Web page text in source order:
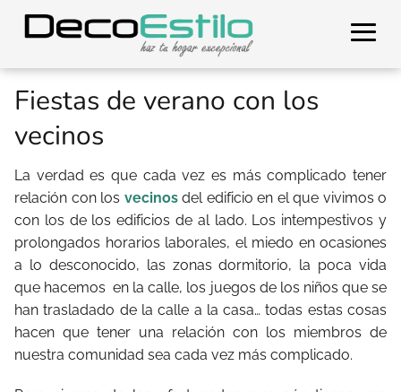
Fiestas de verano con los
vecinos
La verdad es que cada vez es más complicado tener
relación con los vecinosdel edificio en el que vivimos o
con los de los edificios de al lado. Los intempestivos y
prolongados horarios laborales, el miedo en ocasiones
a lo desconocido, las zonas dormitorio, la poca vida
que hacemos en la calle, los juegos de los niños que se
han trasladado de la calle a la casa… todas estas cosas
hacen que tener una relación con los miembros de
nuestra comunidad sea cada vez más complicado.